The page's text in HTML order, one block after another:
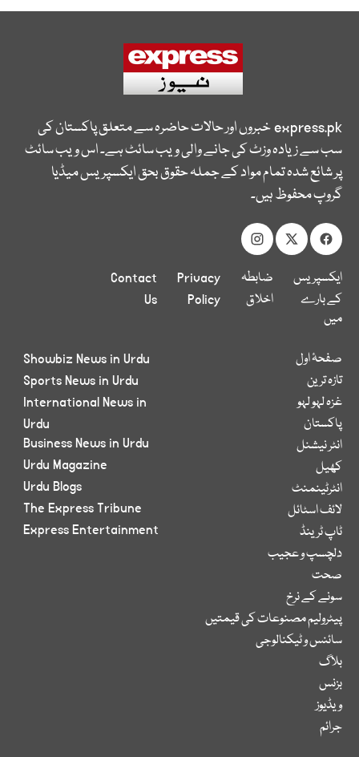
express.pkخبروں اور حالات حاضرہ سے متعلق پاکستان کی
سب سے زیادہ وزٹ کی جانے والی ویب سائٹ ہے۔ اس ویب سائٹ
پر شائع شدہ تمام مواد کے جملہ حقوق بحق ایکسپریس میڈیا
گروپ محفوظ ہیں۔
ایکسپریس
کے بارے
میں
ضابطہ
اخلاق
Privacy
Policy
Contact
Us
صفحۂ اول
تازہ ترین
غزہ لہو لہو
پاکستان
انٹر نیشنل
کھیل
انٹرٹینمنٹ
لائف اسٹائل
ٹاپ ٹرینڈ
دلچسپ و عجیب
صحت
سونے کے نرخ
پیٹرولیم مصنوعات کی قیمتیں
سائنس و ٹیکنالوجی
بلاگ
بزنس
ویڈیوز
جرائم
Showbiz News in Urdu
Sports News in Urdu
International News in
Urdu
Business News in Urdu
Urdu Magazine
Urdu Blogs
The Express Tribune
Express Entertainment